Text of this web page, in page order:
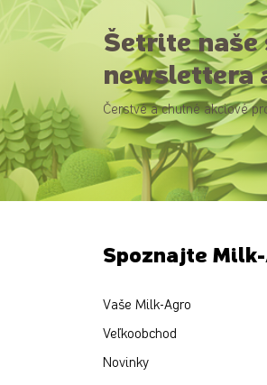
Šetrite
newslettera
Čerstvé a chutné akciové
Spoznajte
Vaše Milk-Agro
Veľkoobchod
Novinky